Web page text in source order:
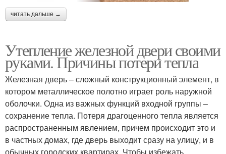
читать дальше →
Утепление железной двери своими
руками. Причины потери тепла
Железная дверь – сложный конструкционный элемент, в
котором металлическое полотно играет роль наружной
оболочки. Одна из важных функций входной группы –
сохранение тепла. Потеря драгоценного тепла является
распространенным явлением, причем происходит это и
в частных домах, где дверь выходит сразу на улицу, и в
обычных городских квартирах. Чтобы избежать